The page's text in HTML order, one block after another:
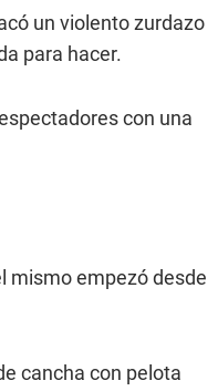
un violento zurdazo
para hacer.
con una
mismo empezó desde
cancha con pelota